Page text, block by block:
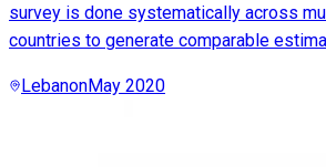
survey is done systematically across
countries to generate comparable
LebanonMay 2020